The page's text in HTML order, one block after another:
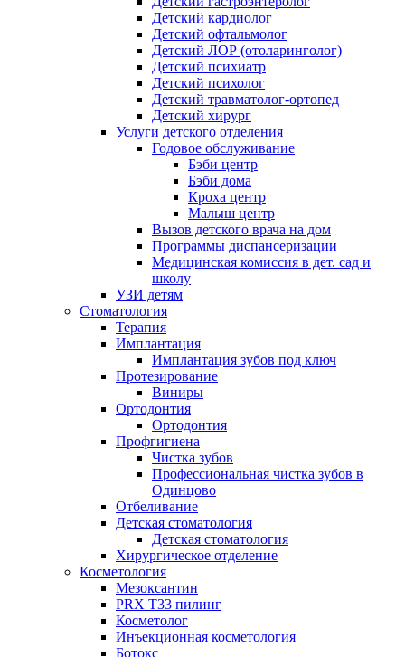
Детский кардиолог
Детский офтальмолог
Детский ЛОР (отоларинголог)
Детский психиатр
Детский психолог
Детский травматолог-ортопед
Детский хирург
Услуги детского отделения
Годовое обслуживание
Бэби центр
Бэби дома
Кроха центр
Малыш центр
Вызов детского врача на дом
Программы диспансеризации
Медицинская комиссия в дет. сад и
школу
УЗИ детям
Стоматология
Терапия
Имплантация
Имплантация зубов под ключ
Протезирование
Виниры
Ортодонтия
Ортодонтия
Профгигиена
Чистка зубов
Профессиональная чистка зубов в
Одинцово
Отбеливание
Детская стоматология
Детская стоматология
Хирургическое отделение
Косметология
Мезоксантин
PRX T33 пилинг
Косметолог
Инъекционная косметология
Ботокс